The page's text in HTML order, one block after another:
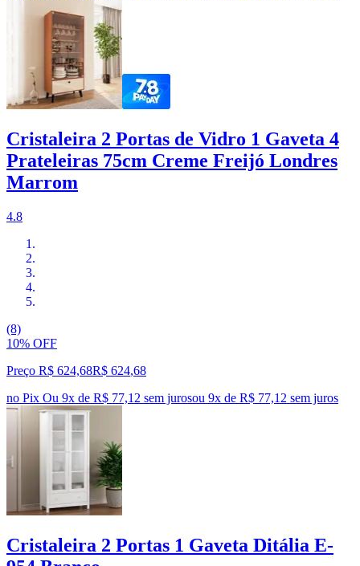
Cristaleira 2 Portas de Vidro 1 Gaveta 4
Prateleiras 75cm Creme Freijó Londres
Marrom
4.8
(8)
10% OFF
Preço R$ 624,68R$ 624,68
no Pix Ou 9x de R$ 77,12 sem jurosou 9x de R$ 77,12 sem juros
Cristaleira 2 Portas 1 Gaveta Ditália E-